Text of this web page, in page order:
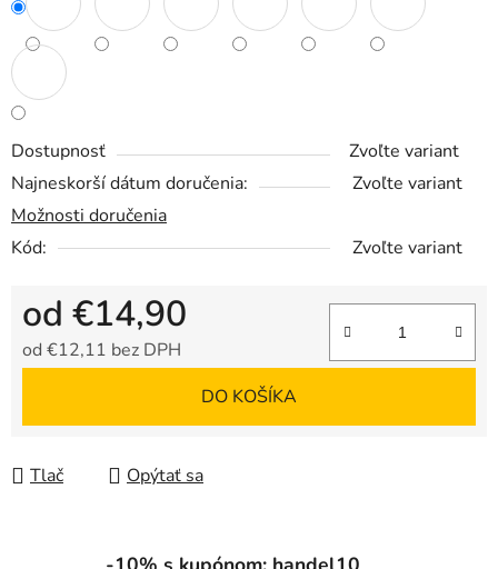
Dostupnosť
Zvoľte variant
Najneskorší dátum doručenia:
Zvoľte variant
Možnosti doručenia
Kód:
Zvoľte variant
od €14,90
od €12,11 bez DPH
DO KOŠÍKA
Tlač Opýtať sa